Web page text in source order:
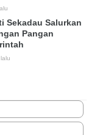
Sekadau Salurkan
Pangan